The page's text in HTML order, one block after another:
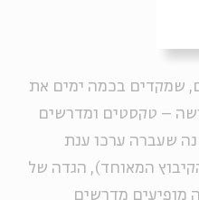
שמקדים בכמה ימים את
– טקסטים ומדרשים
שעברה ערכו ענת
המאוחד), הגדה של
מופיעים מדרשים